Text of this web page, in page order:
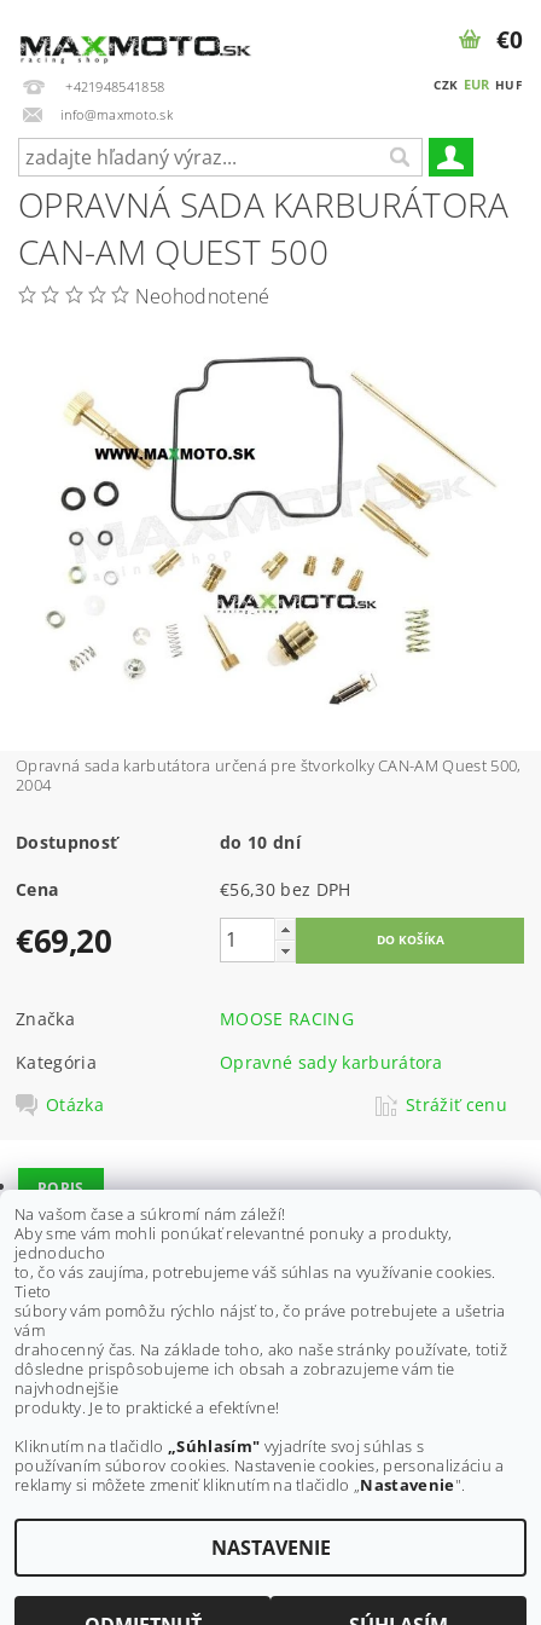
+421948541858
info@maxmoto.sk
CZK EUR HUF
€0
OPRAVNÁ SADA KARBURÁTORA
CAN-AM QUEST 500
Neohodnotené
Opravná sada karbutátora určená pre štvorkolky CAN-AM Quest 500,
2004
Dostupnosť do 10 dní
Cena €56,30 bez DPH
€69,20
Značka
MOOSE RACING
Kategória
Opravné sady karburátora
Otázka
Strážiť cenu
POPIS
DISKUSIA
Vhodné pre:
CAN AM (BRP) QUEST 500 4X4 500 2004 ALL
CAN AM (BRP) QUEST 500 4X4 XT 500 2004 ALL
Buďte prvý, kto napíše príspevok k tejto položke.
2026 ©MAXMOTO.SK, všetky práva vyhradenéUpraviť nastavenie cookies
Na vašom čase a súkromí nám záleží!
Aby sme vám mohli ponúkať relevantné ponuky a produkty,
jednoducho
to, čo vás zaujíma, potrebujeme váš súhlas na využívanie cookies.
Tieto
súbory vám pomôžu rýchlo nájsť to, čo práve potrebujete a ušetria
vám
drahocenný čas. Na základe toho, ako naše stránky používate, totiž
dôsledne prispôsobujeme ich obsah a zobrazujeme vám tie
najvhodnejšie
produkty. Je to praktické a efektívne!
Kliknutím na tlačidlo „Súhlasím" vyjadríte svoj súhlas s
používaním súborov cookies. Nastavenie cookies, personalizáciu a
reklamy si môžete zmeniť kliknutím na tlačidlo „Nastavenie".
NASTAVENIE